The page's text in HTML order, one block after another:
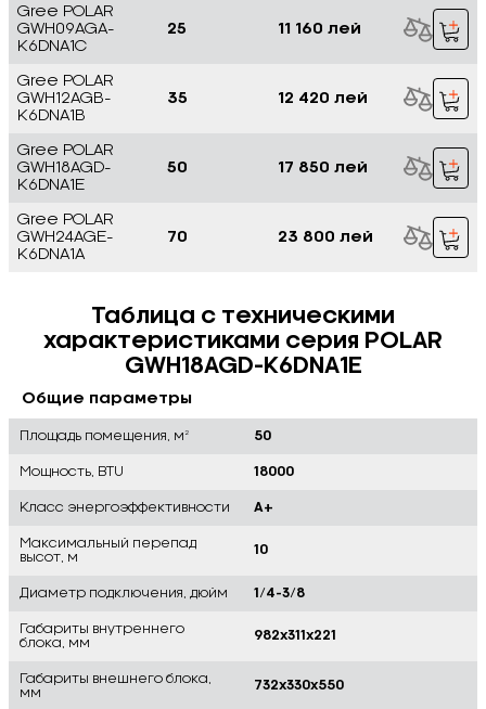
Gree POLAR
GWH09AGA-
K6DNA1C
25 11 160 лей
Gree POLAR
GWH12AGB-
K6DNA1B
35 12 420 лей
Gree POLAR
GWH18AGD-
K6DNA1E
50 17 850 лей
Gree POLAR
GWH24AGE-
K6DNA1A
70 23 800 лей
Таблица с техническими
характеристиками серия POLAR
GWH18AGD-K6DNA1E
Общие параметры
Площадь помещения, м² 50
Мощность, BTU 18000
Класс энергоэффективности A+
Максимальный перепад
высот, м
10
Диаметр подключения, дюйм 1/4-3/8
Габариты внутреннего
блока, мм
982x311x221
Габариты внешнего блока,
мм
732x330x550